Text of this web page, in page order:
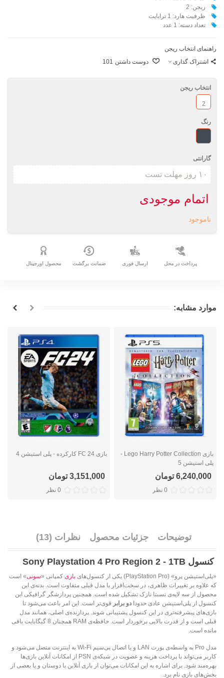
ريجن: 2
ظرفيت هارد: 1 ترابایت
تعداد دسته: 1 عدد
راهنمای انتخاب ریجن
اشتراک گذاری
دوست داشتن 101
انتخاب ریجن
2
رنگ
مشکی
گارانتی
اتمام موجودی
ناموجود
پرداخت در محل ارسال فوری ضمانت برگشت محصول اورجینال
موارد مشابه:
بازی Lego Harry Potter Collection -
پلی استیشن 5
6,240,000 تومان
0 نظر
بازی FC 24 کارکرده - پلی استیشن 4
3,151,000 تومان
0 نظر
توضیحات جزئیات محصول نظرات (13)
کنسول Sony Playstation 4 Pro Region 2 - 1TB
«پلی‌استیشن پرو» (PlayStation Pro) یکی از کنسول‌های بازی کمپانی «سونی» است
که علاوه بر تغییرات ظاهری، در سخت‌افزار با مدل‌ قبلی متفاوت است. بدنه‌ی این
محصول از سه لایه‌ی نسبتا نازک تشکیل شده است. همچنین پردازشگر گرافیکی این
کنسول از پلی‌استیشن عادی حدودا دو برابر قوی‌تر است. این امر باعث می‌شود تا
بازی‌های پیشرفته‌تری در این کنسول پشتیبانی شوند. پردازنده‌ی اصلی، همانند مدل
قبلی است و از قدرت بالایی برخوردار است. حافظه‌ی RAM همچنان 8 گیگابایت باقی
مانده است.
مدل Pro به واسطه‌ی پورت LAN و یا اتصال بی‌سیم Wi-Fi به اینترنت متصل می‌شود و
کاربر می‌تواند با پرداخت هزینه و عضویت در شبکه‌ی PSN از امکانات آنلاین بازی‌ها
بهره‌مند شود. برای اشاره به این امکانات می‌توان از بازی آنلاین با دوستان و یا بعضی از
بخش‌های بازی نام برد.